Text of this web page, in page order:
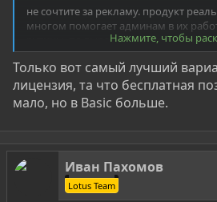
не сочтите за рекламу. продукт
многом помогает админам в их
рутины, по выражению вендора,
евро) за пользователя в месяц"
Нажмите, чтобы
Только вот самый лучший
лицензия, та что бесплатная
мало, но в Basic больше.
Иван Пахомов
Lotus Team